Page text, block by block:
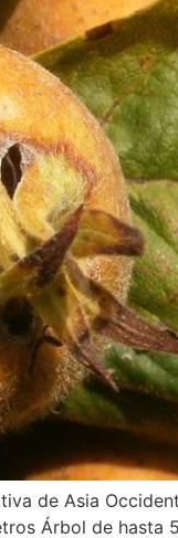
de Asia
Árbol de